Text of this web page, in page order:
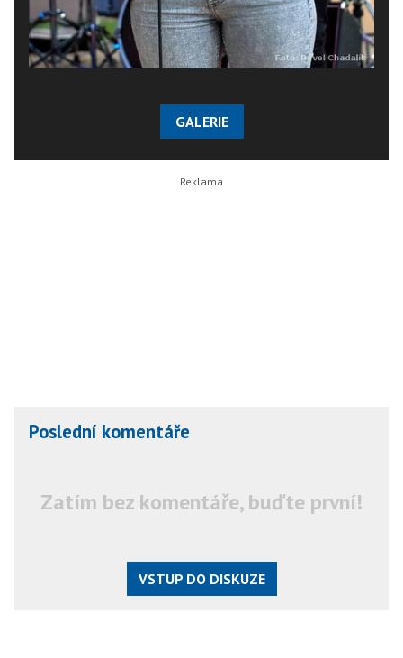
GALERIE
Poslední komentáře
Zatím bez komentáře, buďte první!
VSTUP DO DISKUZE